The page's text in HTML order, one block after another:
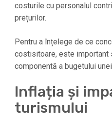
costurile cu personalul
prețurilor.
Pentru a înțelege de ce
costisitoare, este important
componentă a bugetului
Inflația și
turismului